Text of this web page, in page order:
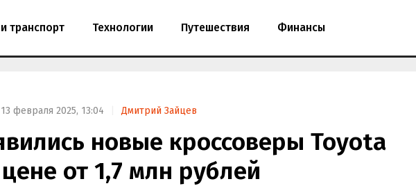
транспорт Технологии Путешествия Финансы
13 февраля 2025, 13:04 Дмитрий Зайцев
новые кроссоверы Toyota
от 1,7 млн рублей